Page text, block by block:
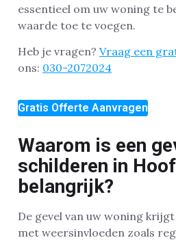
essentieel om uw woning te
waarde toe te voegen.
Heb je vragen? Vraag een
ons: 030-2072024
Gratis Offerte Aanvragen
Waarom is een
schilderen in
belangrijk?
De gevel van uw woning
met weersinvloeden zoals